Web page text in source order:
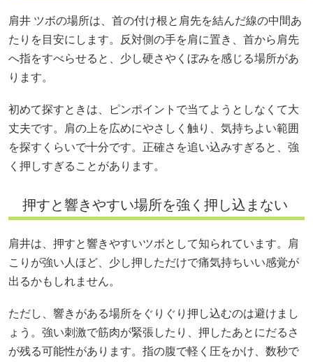
肩井 ツボの場所は、首の付け根と肩先を結んだ線の中間あ
たりを目安にします。反対側の手を肩に置き、首から肩先
へ指をすべらせると、少し硬さやくぼみを感じる場所があ
ります。
初めて探すときは、ピンポイントで当てようとしなくて大
丈夫です。肩の上を広めにやさしく触り、気持ちよい範囲
を探すくらいで十分です。正確さを追い込みすぎると、強
く押しすぎることがあります。
押すと響きやすい場所を強く押し込まない
肩井は、押すと響きやすいツボとして知られています。肩
こりが強い人ほど、少し押しただけで痛気持ちいい感覚が
出るかもしれません。
ただし、響きがある場所をぐりぐり押し込むのは避けまし
ょう。強い刺激で筋肉が緊張したり、押したあとにだるさ
が残る可能性があります。指の腹で軽く圧をかけ、数秒で